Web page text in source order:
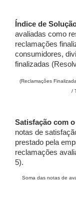
Índice de
avaliadas como
reclamações
consumidores,
finalizadas
(Reclamações
/
Satisfação com
notas de
prestado pela
reclamações
5).
Soma das notas de